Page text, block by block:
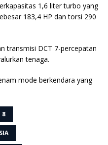
1,6 liter turbo yang
183,4 HP dan torsi 290
transmisi DCT 7-percepatan
tenaga.
mode berkendara yang
8